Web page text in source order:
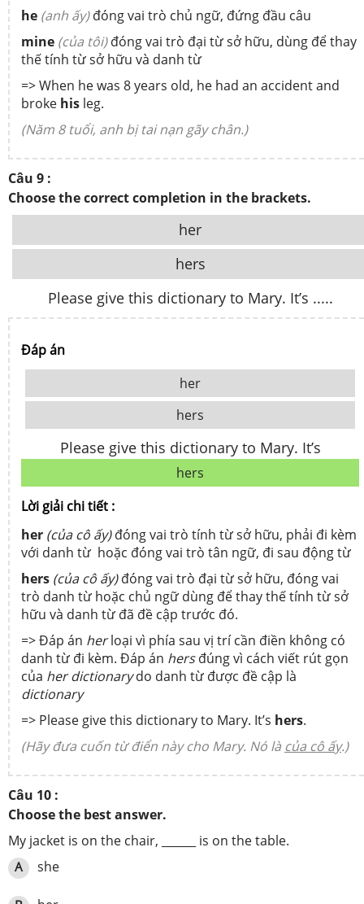
he (anh ấy)đóng vai trò chủ ngữ, đứng đầu câu
mine (của tôi) đóng vai trò đại từ sở hữu, dùng để thay
thế tính từ sở hữu và danh từ
=> When he was 8 years old, he had an accident and
broke his leg.
(Năm 8 tuổi, anh bị tai nạn gãy chân.)
Câu 9 :
Choose the correct completion in the brackets.
her
hers
Please give this dictionary to Mary. It’s .....
Đáp án
her
hers
Please give this dictionary to Mary. It’s
hers
Lời giải chi tiết :
her (của cô ấy)đóng vai trò tính từ sở hữu, phải đi kèm
với danh từ hoặc đóng vai trò tân ngữ, đi sau động từ
hers (của cô ấy)đóng vai trò đại từ sở hữu, đóng vai
trò danh từ hoặc chủ ngữ dùng để thay thế tính từ sở
hữu và danh từ đã đề cập trước đó.
=> Đáp án herloại vì phía sau vị trí cần điền không có
danh từ đi kèm. Đáp án hersđúng vì cách viết rút gọn
của her dictionarydo danh từ được đề cập là
dictionary
=> Please give this dictionary to Mary. It’s hers.
(Hãy đưa cuốn từ điển này cho Mary. Nó là của cô ấy.)
Câu 10 :
Choose the best answer.
My jacket is on the chair, ______ is on the table.
A she